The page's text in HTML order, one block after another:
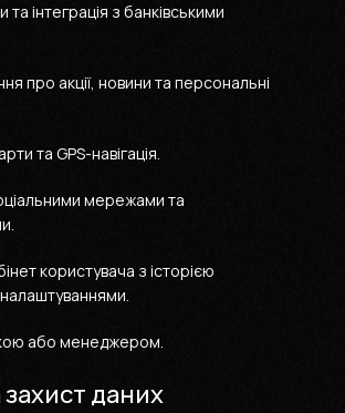
інтеграція з банківськими
про акції, новини та персональні
та GPS-навігація.
мережами та
користувача з історією
або менеджером.
даних